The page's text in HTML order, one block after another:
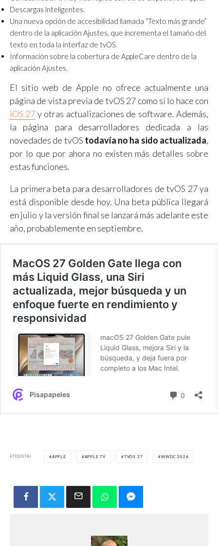
Descargas inteligentes.
Una nueva opción de accesibilidad llamada “Texto más grande”
dentro de la aplicación Ajustes, que incrementa el tamaño del
texto en toda la interfaz de tvOS.
Información sobre la cobertura de AppleCare dentro de la
aplicación Ajustes.
El sitio web de Apple no ofrece actualmente una
página de vista previa de tvOS 27 como sí lo hace con
iOS 27 y otras actualizaciones de software. Además,
la página para desarrolladores dedicada a las
novedades de tvOS todavía no ha sido actualizada,
por lo que por ahora no existen más detalles sobre
estas funciones.
La primera beta para desarrolladores de tvOS 27 ya
está disponible desde hoy. Una beta pública llegará
en julio y la versión final se lanzará más adelante este
año, probablemente en septiembre.
ETIQUETAS APPLE APPLE TV TVOS 27 WWDC 2026